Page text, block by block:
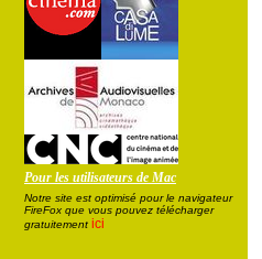
Pour les utilisateurs de Mac
Notre site est optimisé pour le navigateur
FireFox que vous pouvez télécharger
gratuitement ici